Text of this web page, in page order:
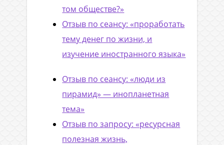
том обществе?»
Отзыв по сеансу: «проработать
тему денег по жизни, и
изучение иностранного языка»
Отзыв по сеансу: «люди из
пирамид» — инопланетная
тема»
Отзыв по запросу: «ресурсная
полезная жизнь,